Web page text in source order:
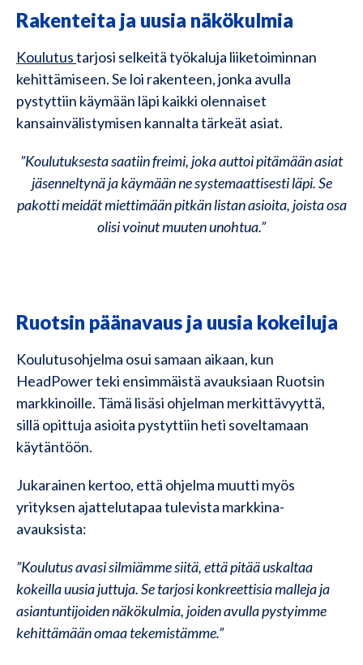
Rakenteita ja uusia näkökulmia
Koulutustarjosi selkeitä työkaluja liiketoiminnan
kehittämiseen. Se loi rakenteen, jonka avulla
pystyttiin käymään läpi kaikki olennaiset
kansainvälistymisen kannalta tärkeät asiat.
”Koulutuksesta saatiin freimi, joka auttoi pitämään asiat
jäsenneltynä ja käymään ne systemaattisesti läpi. Se
pakotti meidät miettimään pitkän listan asioita, joista osa
olisi voinut muuten unohtua.”
Ruotsin päänavaus ja uusia kokeiluja
Koulutusohjelma osui samaan aikaan, kun
HeadPower teki ensimmäistä avauksiaan Ruotsin
markkinoille. Tämä lisäsi ohjelman merkittävyyttä,
sillä opittuja asioita pystyttiin heti soveltamaan
käytäntöön.
Jukarainen kertoo, että ohjelma muutti myös
yrityksen ajattelutapaa tulevista markkina-
avauksista:
”Koulutus avasi silmiämme siitä, että pitää uskaltaa
kokeilla uusia juttuja. Se tarjosi konkreettisia malleja ja
asiantuntijoiden näkökulmia, joiden avulla pystyimme
kehittämään omaa tekemistämme.”